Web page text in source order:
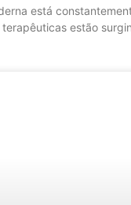
está
estão